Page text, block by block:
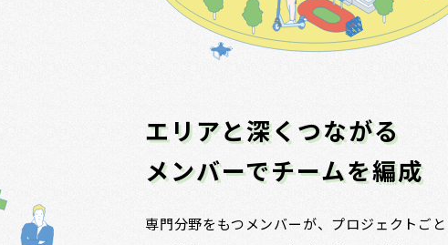
エリアと深くつながる
メンバーでチームを編成
専門分野をもつメンバーが、プロジェクトご